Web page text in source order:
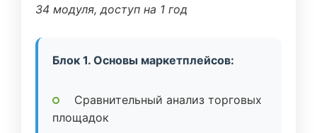
34 модуля, доступ на 1 год
Блок 1. Основы маркетплейсов:
Сравнительный анализ торговых
площадок